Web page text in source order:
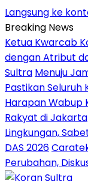
Langsung ke
Breaking News
Ketua Kwarcab
dengan Atribut
Sultra Menuju
Pastikan Seluruh
Harapan Wabup
Rakyat di Jakarta
Lingkungan,
DAS 2026
Perubahan,